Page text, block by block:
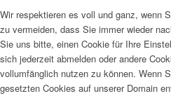
Wir respektieren es voll und ganz, wenn
zu vermeiden, dass Sie immer wieder
Sie uns bitte, einen Cookie für Ihre
sich jederzeit abmelden oder andere
vollumfänglich nutzen zu können. Wenn
gesetzten Cookies auf unserer Domain